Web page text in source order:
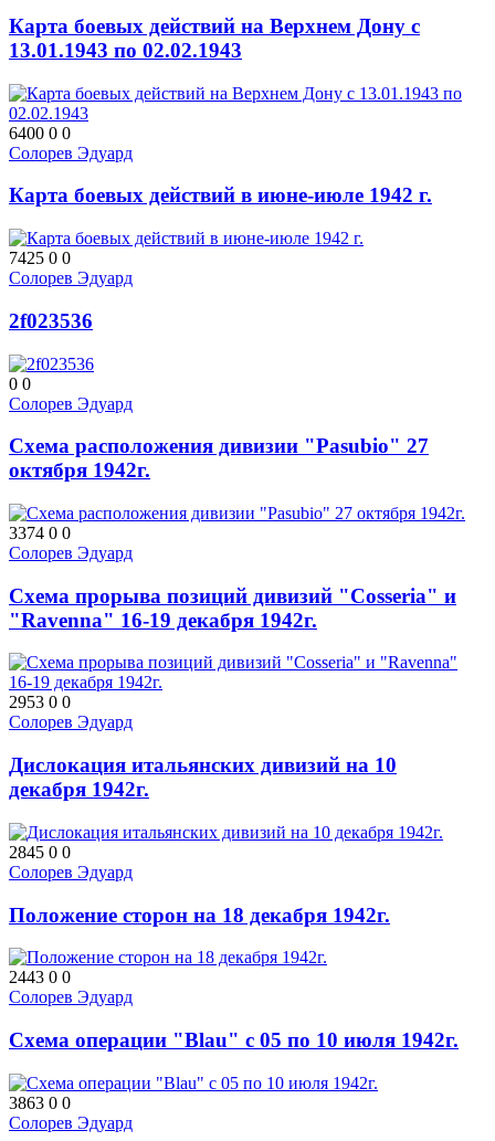
Карта боевых действий на Верхнем Дону с
13.01.1943 по 02.02.1943
6400 0 0
Солорев Эдуард
Карта боевых действий в июне-июле 1942 г.
7425 0 0
Солорев Эдуард
2f023536
0 0
Солорев Эдуард
Схема расположения дивизии "Pasubio" 27
октября 1942г.
3374 0 0
Солорев Эдуард
Схема прорыва позиций дивизий "Cosseria" и
"Ravenna" 16-19 декабря 1942г.
2953 0 0
Солорев Эдуард
Дислокация итальянских дивизий на 10
декабря 1942г.
2845 0 0
Солорев Эдуард
Положение сторон на 18 декабря 1942г.
2443 0 0
Солорев Эдуард
Схема операции "Blau" с 05 по 10 июля 1942г.
3863 0 0
Солорев Эдуард